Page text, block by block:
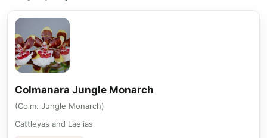
Colmanara Jungle Monarch
(Colm. Jungle Monarch)
Cattleyas and Laelias